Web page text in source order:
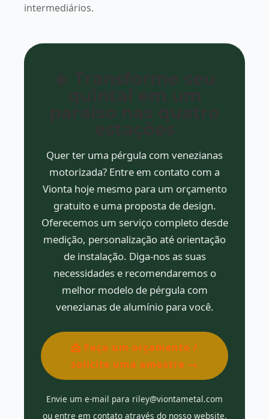
intermediários.
Quer ter uma pérgula com venezianas
motorizada? Entre em contato com a
Vionta hoje mesmo para um orçamento
gratuito e uma proposta de design.
Oferecemos um serviço completo desde
medição, personalização até orientação
de instalação. Diga-nos as suas
necessidades e recomendaremos o
melhor modelo de pérgula com
venezianas de alumínio para você.
📩 Faça um orçamento /
solicite uma amostra →
Envie um e-mail para riley@viontametal.com
ou entre em contato através do nosso website.